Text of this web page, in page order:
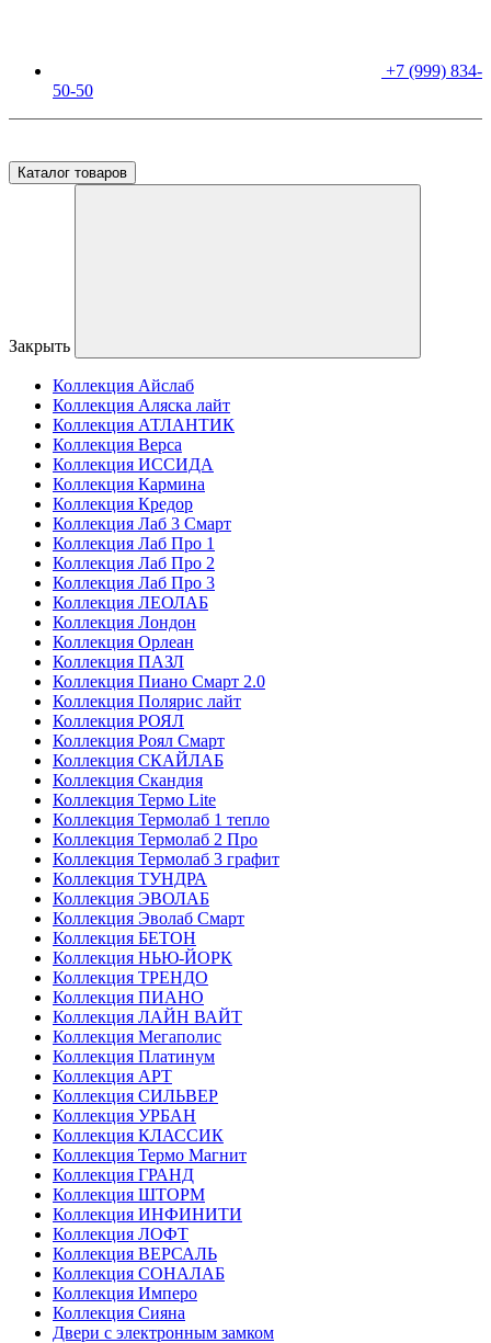
+7 (999) 834-
50-50
Каталог товаров
Закрыть
Коллекция Айслаб
Коллекция Аляска лайт
Коллекция АТЛАНТИК
Коллекция Верса
Коллекция ИССИДА
Коллекция Кармина
Коллекция Кредор
Коллекция Лаб 3 Смарт
Коллекция Лаб Про 1
Коллекция Лаб Про 2
Коллекция Лаб Про 3
Коллекция ЛЕОЛАБ
Коллекция Лондон
Коллекция Орлеан
Коллекция ПАЗЛ
Коллекция Пиано Смарт 2.0
Коллекция Полярис лайт
Коллекция РОЯЛ
Коллекция Роял Смарт
Коллекция СКАЙЛАБ
Коллекция Скандия
Коллекция Термо Lite
Коллекция Термолаб 1 тепло
Коллекция Термолаб 2 Про
Коллекция Термолаб 3 графит
Коллекция ТУНДРА
Коллекция ЭВОЛАБ
Коллекция Эволаб Смарт
Коллекция БЕТОН
Коллекция НЬЮ-ЙОРК
Коллекция ТРЕНДО
Коллекция ПИАНО
Коллекция ЛАЙН ВАЙТ
Коллекция Мегаполис
Коллекция Платинум
Коллекция АРТ
Коллекция СИЛЬВЕР
Коллекция УРБАН
Коллекция КЛАССИК
Коллекция Термо Магнит
Коллекция ГРАНД
Коллекция ШТОРМ
Коллекция ИНФИНИТИ
Коллекция ЛОФТ
Коллекция ВЕРСАЛЬ
Коллекция СОНАЛАБ
Коллекция Имперо
Коллекция Сияна
Двери с электронным замком